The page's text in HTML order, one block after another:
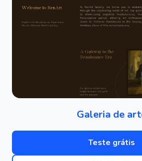
Galeria de
Teste grátis